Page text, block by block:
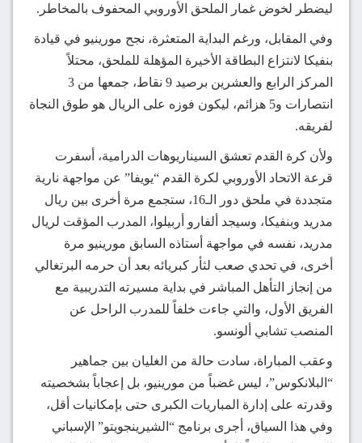
ليضطر لخوض غمار الملحق الأوروبي المحفوف بالمخاطر.
وفي المقابل، ورغم البداية المتعثرة، نجح مورينيو في قيادة
بنفيكا لانتزاع البطاقة الأخيرة المؤهلة للملحق، محتلاً
المركز الرابع والعشرين برصيد 9 نقاط، جمعها من 3
انتصارات و5 هزائم، ليكون فوزه على الريال هو طوق النجاة
لفريقه.
ولأن كرة القدم تعشق السيناريوهات الدرامية، أسفرت
قرعة الاتحاد الأوروبي لكرة القدم “يويفا” عن مواجهة نارية
متجددة في ملحق دور الـ16، ستجمع مرة أخرى بين ريال
مدريد وبنفيكا، وسيجد ألفارو أربيلوا، المدرب المؤقت لريال
مدريد، نفسه في مواجهة أستاذه السابق مورينيو مرة
أخرى، في تحدي صعب لثأر كبريائه بعد أن حرمه البرتغالي
من إنجاز التأهل المباشر في بداية مسيرته التدريبية مع
الفريق الأول، والتي جاءت خلفاً للمدرب الراحل عن
المنصب تشابي ألونسو.
وعقب المباراة، سادت حالة من الغليان بين جماهير
“البلانكوس”، ليس غضباً من مورينيو، بل إعجاباً بشخصيته
وقدرته على إدارة المباريات الكبرى حتى بإمكانيات أقل،
وفي هذا السياق، أجرى برنامج “الشيرينجويتو” الإسباني